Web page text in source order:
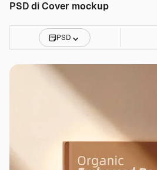
PSD di Cover mockup
PSD